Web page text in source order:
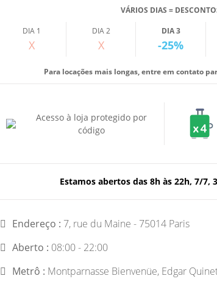
VÁRIOS DIAS =
DIA 1
X
DIA 2
X
DIA 3
-25%
Para locações mais longas, entre em contato
Acesso à loja protegido por
código
Estamos abertos das 8h às 22h, 7/7,
Endereço : 7, rue du Maine - 75014 Paris
Aberto : 08:00 - 22:00
Metrô : Montparnasse Bienvenüe, Edgar